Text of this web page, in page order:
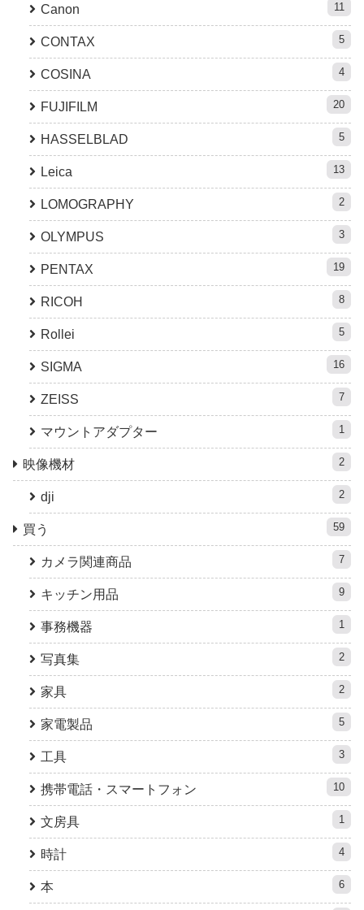
Canon 11
CONTAX 5
COSINA 4
FUJIFILM 20
HASSELBLAD 5
Leica 13
LOMOGRAPHY 2
OLYMPUS 3
PENTAX 19
RICOH 8
Rollei 5
SIGMA 16
ZEISS 7
マウントアダプター 1
映像機材 2
dji 2
買う 59
カメラ関連商品 7
キッチン用品 9
事務機器 1
写真集 2
家具 2
家電製品 5
工具 3
携帯電話・スマートフォン 10
文房具 1
時計 4
本 6